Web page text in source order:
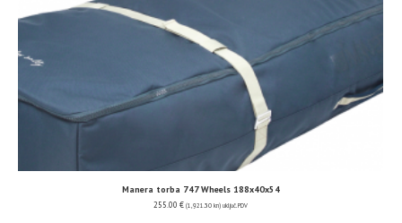
Manera torba 747 Wheels 188x40x54
255.00 € (1,921.30 kn) uključ. PDV